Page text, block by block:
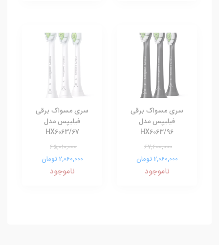
سری مسواک برقی
فیلیپس مدل
HX6063/96
67,600,000
2,060,000 تومان
ناموجود
سری مسواک برقی
فیلیپس مدل
HX6063/67
65,010,000
2,060,000 تومان
ناموجود